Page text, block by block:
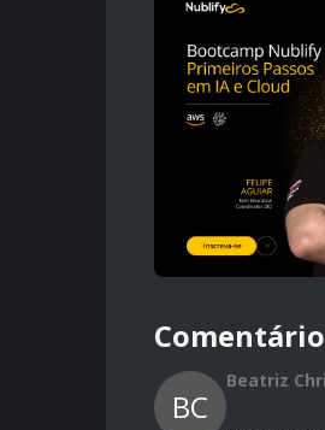
BC
Beatriz